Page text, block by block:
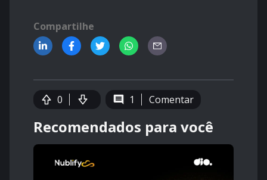
Compartilhe
0 1 Comentar
Recomendados para você